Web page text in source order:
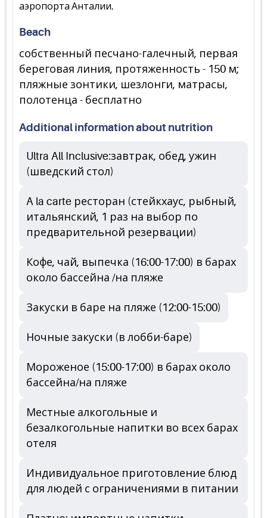
аэропорта Анталии.
Beach
собственный песчано-галечный, первая
береговая линия, протяженность - 150 м;
пляжные зонтики, шезлонги, матрасы,
полотенца - бесплатно
Additional information about nutrition
Ultra All Inclusive:завтрак, обед, ужин
(шведский стол)
A la carte ресторан (стейкхаус, рыбный,
итальянский, 1 раз на выбор по
предварительной резервации)
Кофе, чай, выпечка (16:00-17:00) в барах
около бассейна /на пляже
Закуски в баре на пляже (12:00-15:00)
Ночные закуски (в лобби-баре)
Мороженое (15:00-17:00) в барах около
бассейна/на пляже
Местные алкогольные и
безалкогольные напитки во всех барах
отеля
Индивидуальное приготовление блюд
для людей с ограничениями в питании